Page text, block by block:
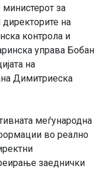
за
директорите на
контрола и
управа Бобан
на
Димитриеска
меѓународна
во реално
заеднички